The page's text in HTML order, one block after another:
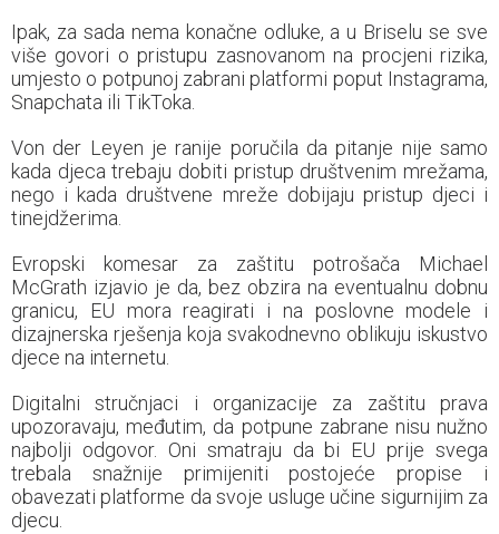
Ipak, za sada nema konačne odluke, a u Briselu se sve
više govori o pristupu zasnovanom na procjeni rizika,
umjesto o potpunoj zabrani platformi poput Instagrama,
Snapchata ili TikToka.
Von der Leyen je ranije poručila da pitanje nije samo
kada djeca trebaju dobiti pristup društvenim mrežama,
nego i kada društvene mreže dobijaju pristup djeci i
tinejdžerima.
Evropski komesar za zaštitu potrošača Michael
McGrath izjavio je da, bez obzira na eventualnu dobnu
granicu, EU mora reagirati i na poslovne modele i
dizajnerska rješenja koja svakodnevno oblikuju iskustvo
djece na internetu.
Digitalni stručnjaci i organizacije za zaštitu prava
upozoravaju, međutim, da potpune zabrane nisu nužno
najbolji odgovor. Oni smatraju da bi EU prije svega
trebala snažnije primijeniti postojeće propise i
obavezati platforme da svoje usluge učine sigurnijim za
djecu.